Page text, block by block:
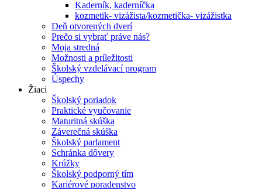
Kaderník, kaderníčka
kozmetik- vizážista/kozmetička- vizážistka
Deň otvorených dverí
Prečo si vybrať práve nás?
Moja stredná
Možnosti a príležitosti
Školský vzdelávací program
Úspechy
Žiaci
Školský poriadok
Praktické vyučovanie
Maturitná skúška
Záverečná skúška
Školský parlament
Schránka dôvery
Krúžky
Školský podporný tím
Kariérové poradenstvo